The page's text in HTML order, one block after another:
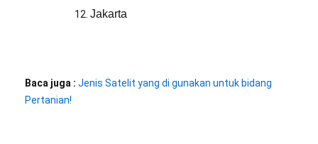
Jakarta
Baca juga : Jenis Satelit yang di gunakan untuk bidang
Pertanian!